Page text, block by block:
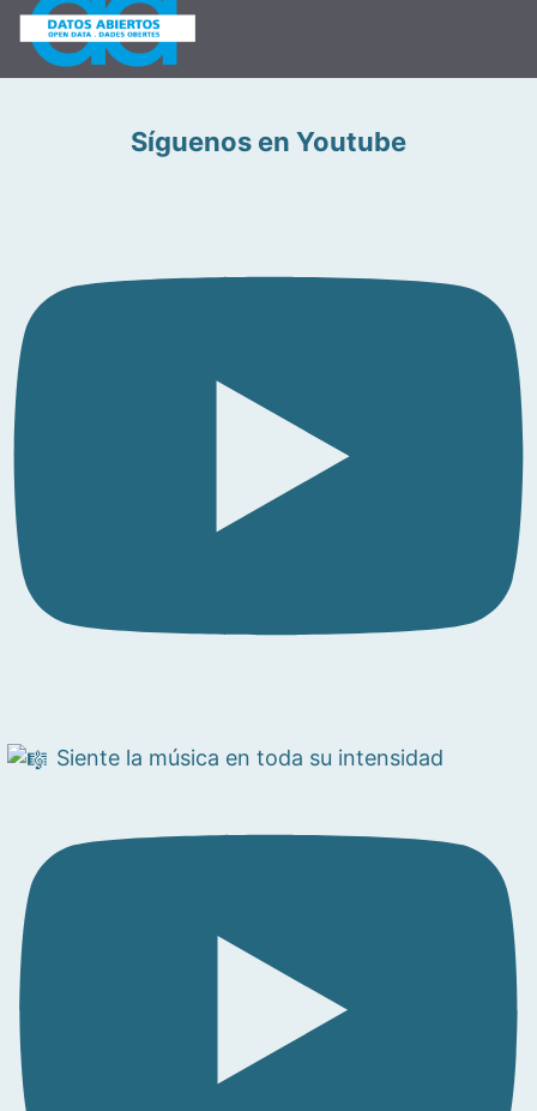
Síguenos en Youtube
Siente la música en toda su intensidad